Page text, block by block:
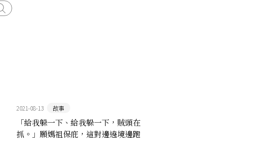
2021-08-13 故事
「給我躲一下、給我躲一下，賊頭在
抓。」願媽祖保庇，這對邊遶境邊跑